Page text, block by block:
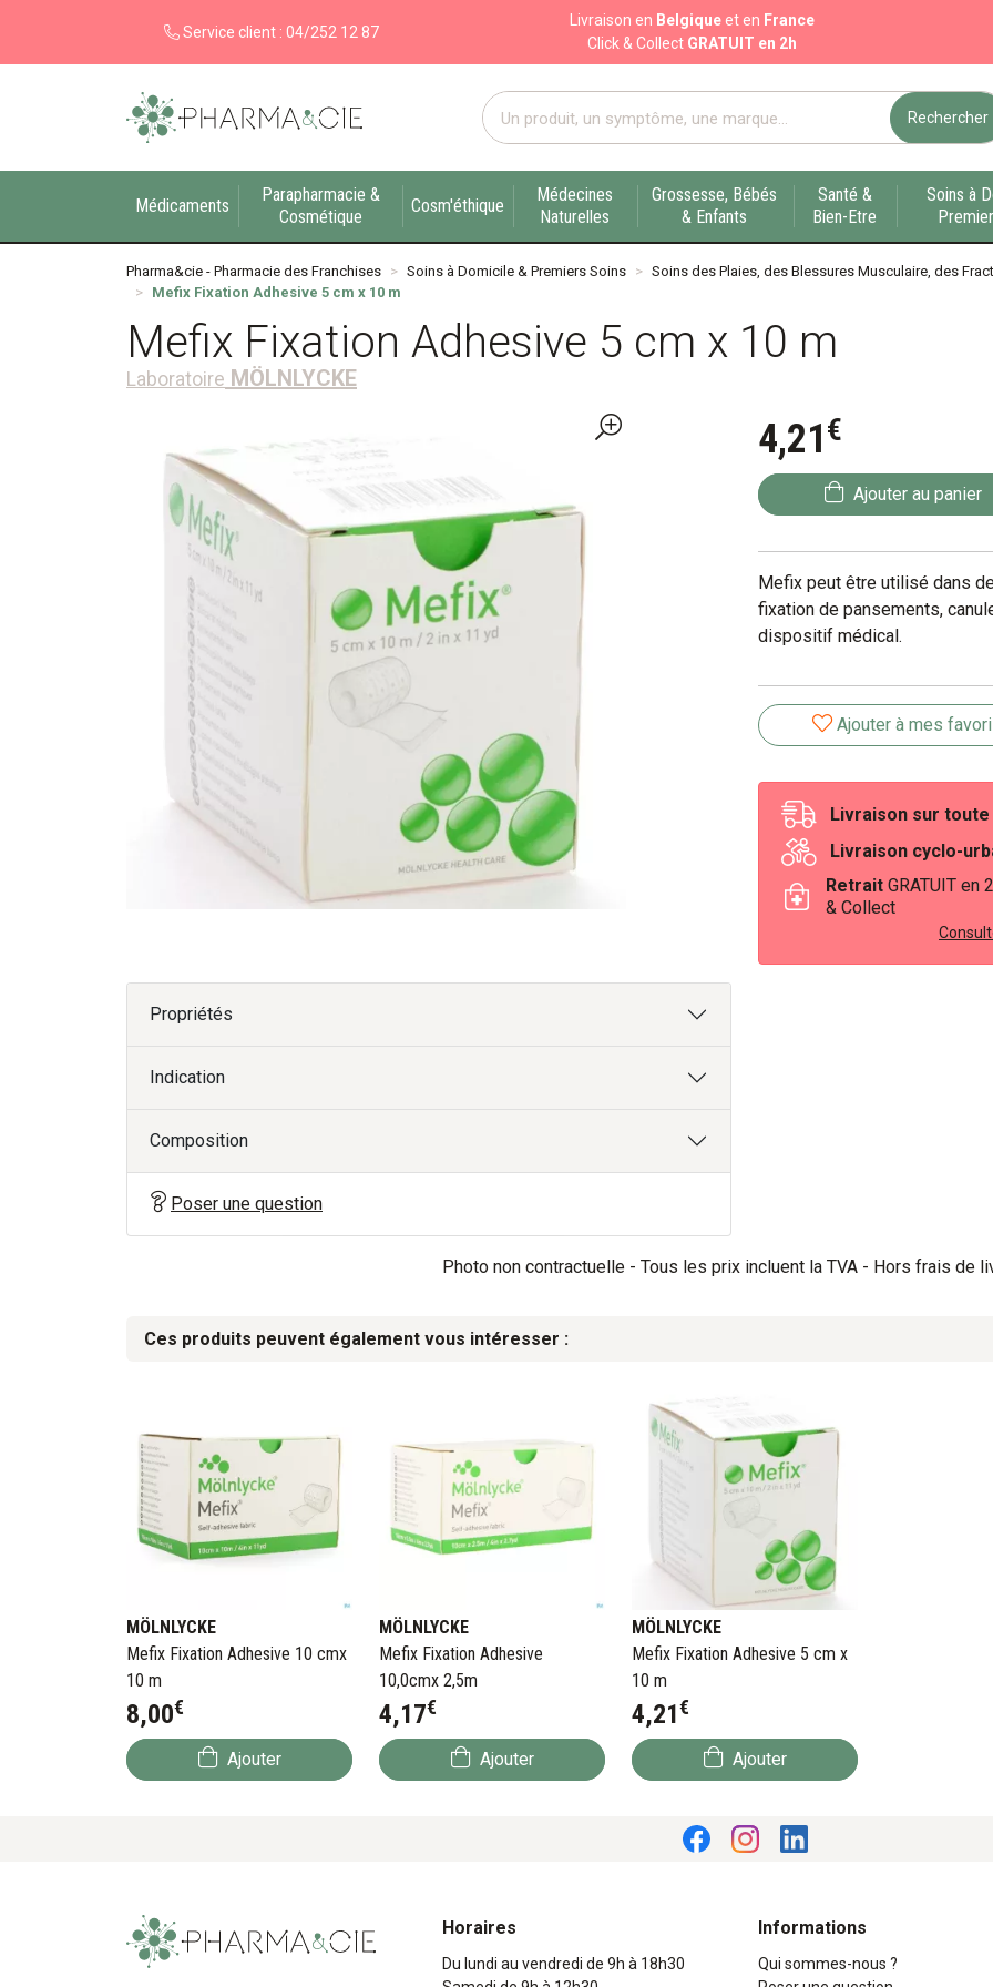
Service client : 04/252 12 87
Livraison en Belgique et en France
Click & Collect GRATUIT en 2h
Pharma&cie - Pharmacie des Franchises Votre export pharmacie en ligne à votre service sur Liège
Rechercher
Médicaments
Parapharmacie &
Cosmétique
Cosm'éthique
Médecines
Naturelles
Grossesse, Bébés
& Enfants
Santé &
Bien-Etre
Soins à
Pharma&cie - Pharmacie des Franchises Soins à Domicile & Premiers Soins Soins des Plaies, des Blessures Musculaire, des
Mefix Fixation Adhesive 5 cm x 10 m
Mefix Fixation Adhesive 5 cm x 10 m
Laboratoire MÖLNLYCKE
4,21€
Ajouter au panier
Mefix peut être utilisé dans
fixation de pansements,
dispositif médical.
Ajouter à mes
Livraison sur toute
Livraison cyclo-
RetraitGRATUIT en
& Collect
Propriétés
Indication
Composition
Poser une question
Photo non contractuelle - Tous les prix incluent la TVA - Hors frais de
Ces produits peuvent également vous intéresser :
MÖLNLYCKE
Mefix Fixation Adhesive 10 cmx
10 m
8,00€
Ajouter
MÖLNLYCKE
Mefix Fixation Adhesive
10,0cmx 2,5m
4,17€
Ajouter
MÖLNLYCKE
Mefix Fixation Adhesive 5 cm x
10 m
4,21€
Ajouter
Horaires
Du lundi au vendredi de 9h à 18h30
Informations
Qui sommes-nous ?